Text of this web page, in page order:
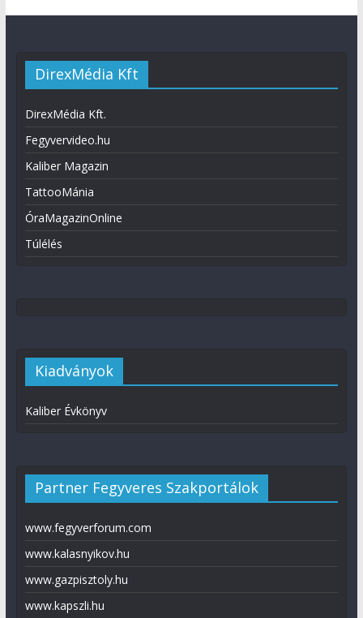
DirexMédia Kft
DirexMédia Kft.
Fegyvervideo.hu
Kaliber Magazin
TattooMánia
ÓraMagazinOnline
Túlélés
Kiadványok
Kaliber Évkönyv
Partner Fegyveres Szakportálok
www.fegyverforum.com
www.kalasnyikov.hu
www.gazpisztoly.hu
www.kapszli.hu